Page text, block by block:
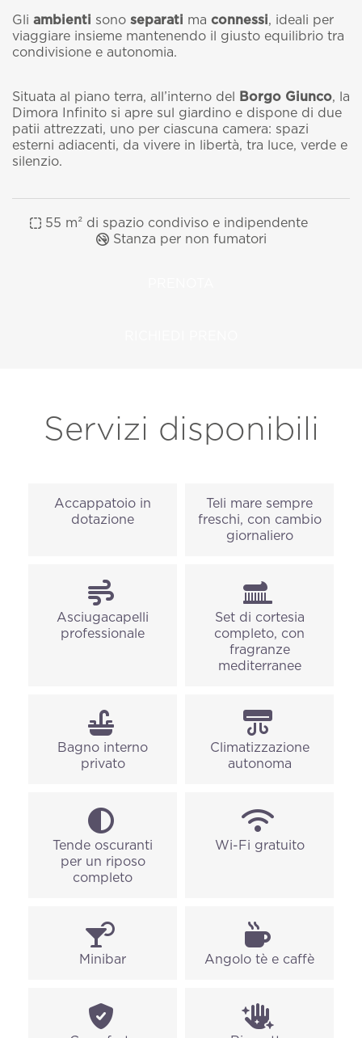
Gli ambienti sono separati ma connessi, ideali per
viaggiare insieme mantenendo il giusto equilibrio tra
condivisione e autonomia.
Situata al piano terra, all’interno del Borgo Giunco, la
Dimora Infinito si apre sul giardino e dispone di due
patii attrezzati, uno per ciascuna camera: spazi
esterni adiacenti, da vivere in libertà, tra luce, verde e
silenzio.
55 m² di spazio condiviso e indipendente
Stanza per non fumatori
Servizi disponibili
Accappatoio in
dotazione
Teli mare sempre
freschi, con cambio
giornaliero
Asciugacapelli
professionale
Set di cortesia
completo, con
fragranze
mediterranee
Bagno interno
privato
Climatizzazione
autonoma
Tende oscuranti
per un riposo
completo
Wi-Fi gratuito
Minibar Angolo tè e caffè